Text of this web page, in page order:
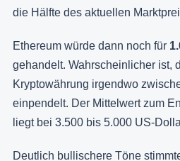
die Hälfte des aktuellen
Ethereum würde dann noch für
gehandelt. Wahrscheinlicher ist,
Kryptowährung irgendwo
einpendelt. Der Mittelwert zum
liegt bei 3.500 bis 5.000 US-
Deutlich bullischere Töne